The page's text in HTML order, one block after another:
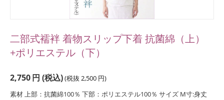
二部式襦袢 着物スリップ下着 抗菌綿（上）
+ポリエステル（下）
2,750円 (税込)(税抜 2,500 円)
素材 上部：抗菌綿100％ 下部：ポリエステル100％ サイズ M寸:身丈